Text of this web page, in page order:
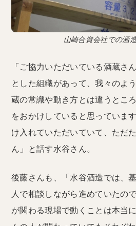
山崎合資会社での酒
「ご協力いただいている酒蔵さ
とした組織があって、我々のよ
蔵の常識や動き方とは違うとこ
をおかけしていると思っていま
け入れていただいていて、ただ
ん」と話す水谷さん。
後藤さんも、「水谷酒造では、
人で相談しながら進めていたの
が関わる現場で動くことは本当